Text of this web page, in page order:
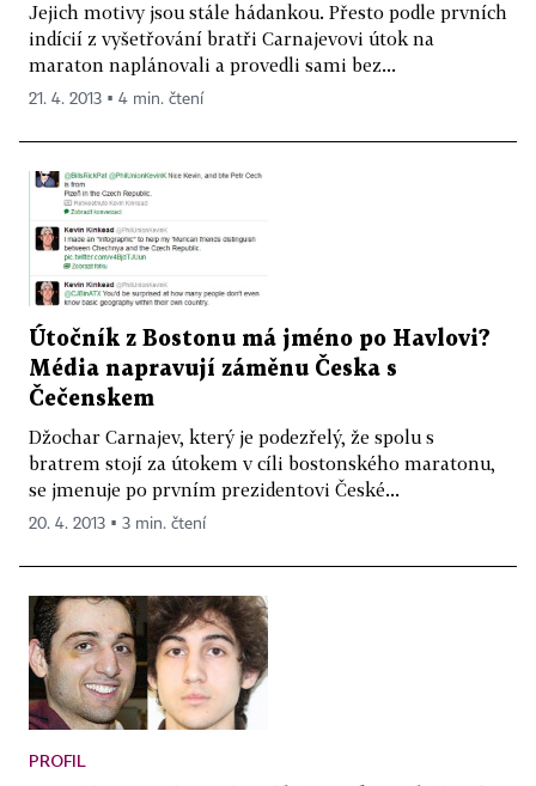
Jejich motivy jsou stále hádankou. Přesto podle prvních
indícií z vyšetřování bratři Carnajevovi útok na
maraton naplánovali a provedli sami bez...
21. 4. 2013 ▪ 4 min. čtení
Útočník z Bostonu má jméno po Havlovi?
Média napravují záměnu Česka s
Čečenskem
Džochar Carnajev, který je podezřelý, že spolu s
bratrem stojí za útokem v cíli bostonského maratonu,
se jmenuje po prvním prezidentovi České...
20. 4. 2013 ▪ 3 min. čtení
PROFIL